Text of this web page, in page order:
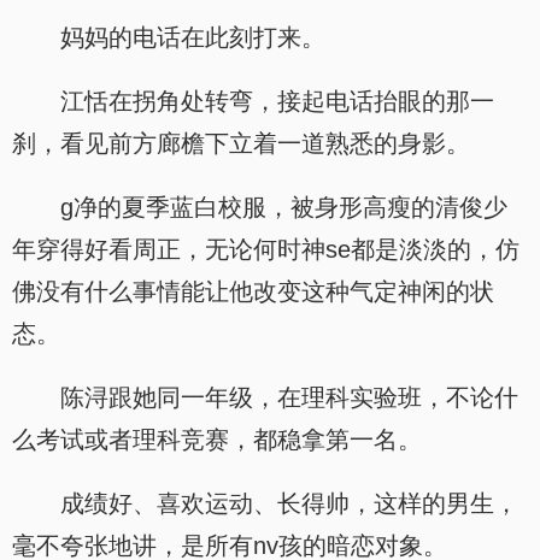
妈妈的电话在此刻打来。
江恬在拐角处转弯，接起电话抬眼的那一
刹，看见前方廊檐下立着一道熟悉的身影。
g净的夏季蓝白校服，被身形高瘦的清俊少
年穿得好看周正，无论何时神se都是淡淡的，仿
佛没有什么事情能让他改变这种气定神闲的状
态。
陈浔跟她同一年级，在理科实验班，不论什
么考试或者理科竞赛，都稳拿第一名。
成绩好、喜欢运动、长得帅，这样的男生，
毫不夸张地讲，是所有nv孩的暗恋对象。